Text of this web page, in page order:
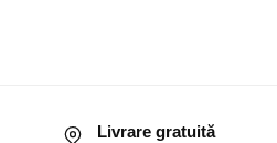
Livrare gratuită